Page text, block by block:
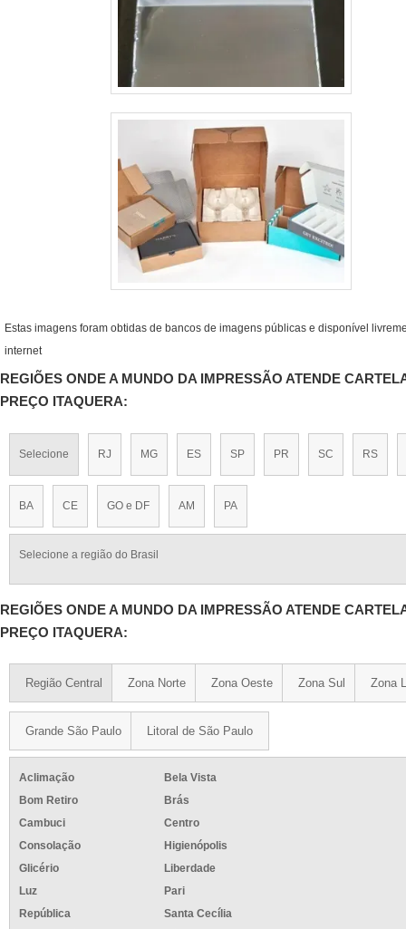
Estas imagens foram obtidas de bancos de imagens públicas e disponível
internet
REGIÕES ONDE A MUNDO DA IMPRESSÃO ATENDE
PREÇO ITAQUERA:
Selecione RJ MG ES SP PR SC RS
BA CE GO e DF AM PA
Selecione a região do Brasil
REGIÕES ONDE A MUNDO DA IMPRESSÃO ATENDE
PREÇO ITAQUERA:
Região Central Zona Norte Zona Oeste Zona Sul Zona
Grande São Paulo Litoral de São Paulo
Aclimação
Bela Vista
Bom Retiro
Brás
Cambuci
Centro
Consolação
Higienópolis
Glicério
Liberdade
Luz
Pari
República
Santa Cecília